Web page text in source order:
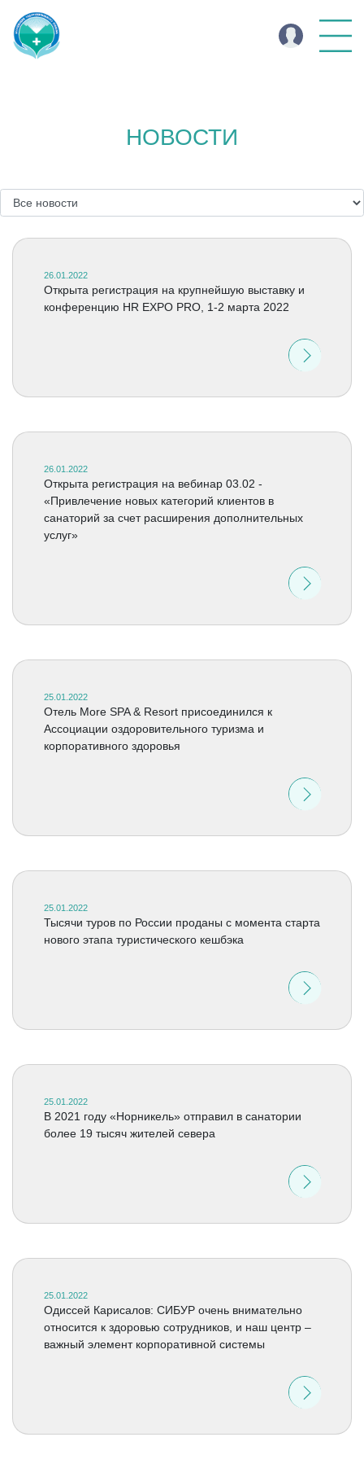
НОВОСТИ
26.01.2022
Открыта регистрация на крупнейшую выставку и
конференцию HR EXPO PRO, 1-2 марта 2022
26.01.2022
Открыта регистрация на вебинар 03.02 -
«Привлечение новых категорий клиентов в
санаторий за счет расширения дополнительных
услуг»
25.01.2022
Отель More SPA & Resort присоединился к
Ассоциации оздоровительного туризма и
корпоративного здоровья
25.01.2022
Тысячи туров по России проданы с момента старта
нового этапа туристического кешбэка
25.01.2022
В 2021 году «Норникель» отправил в санатории
более 19 тысяч жителей севера
25.01.2022
Одиссей Карисалов: СИБУР очень внимательно
относится к здоровью сотрудников, и наш центр –
важный элемент корпоративной системы